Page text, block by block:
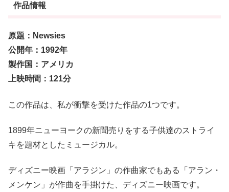
作品情報
原題：Newsies
公開年：1992年
製作国：アメリカ
上映時間：121分
この作品は、私が衝撃を受けた作品の1つです。
1899年ニューヨークの新聞売りをする子供達のストライ
キを題材としたミュージカル。
ディズニー映画「アラジン」の作曲家でもある「アラン・
メンケン」が作曲を手掛けた、ディズニー映画です。